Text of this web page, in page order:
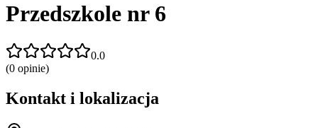
Przedszkole nr 6
0.0
(0 opinie)
Kontakt i lokalizacja